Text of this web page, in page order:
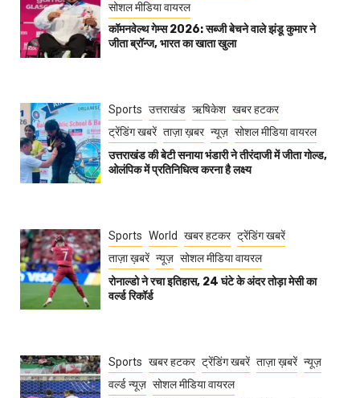
सोशल मीडिया वायरल
कॉमनवेल्थ गेम्स 2026: सब्जी बेचने वाले झंडू कुमार ने
जीता ब्रॉन्ज, भारत का खाता खुला
Sports उत्तराखंड ऋषिकेश खबर हटकर
ट्रेंडिंग खबरें ताज़ा ख़बर न्यूज़ सोशल मीडिया वायरल
उत्तराखंड की बेटी सनाया भंडारी ने तीरंदाजी में जीता गोल्ड,
ओलंपिक में प्रतिनिधित्व करना है लक्ष्य
Sports World खबर हटकर ट्रेंडिंग खबरें
ताज़ा ख़बरें न्यूज़ सोशल मीडिया वायरल
रोनाल्डो ने रचा इतिहास, 24 घंटे के अंदर तोड़ा मेसी का
वर्ल्ड रिकॉर्ड
Sports खबर हटकर ट्रेंडिंग खबरें ताज़ा ख़बरें न्यूज़
वर्ल्ड न्यूज़ सोशल मीडिया वायरल